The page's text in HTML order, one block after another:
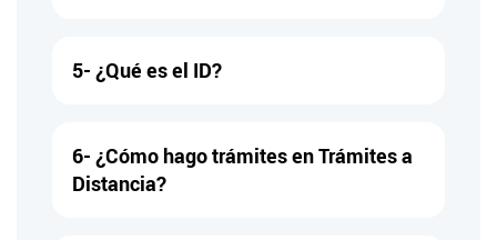
5- ¿Qué es el ID?
6- ¿Cómo hago trámites en Trámites a
Distancia?